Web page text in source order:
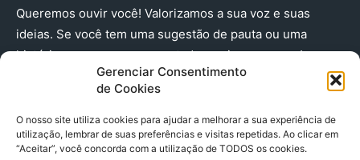
Gerenciar Consentimento
de Cookies
O nosso site utiliza cookies para ajudar a melhorar a sua experiência de
utilização, lembrar de suas preferências e visitas repetidas. Ao clicar em
“Aceitar”, você concorda com a utilização de TODOS os cookies.
Queremos ouvir você! Valorizamos a sua voz e suas
ideias. Se você tem uma sugestão de pauta ou uma
história que merece ser contada, envie-nos agora!
(91) 98224 - 3111